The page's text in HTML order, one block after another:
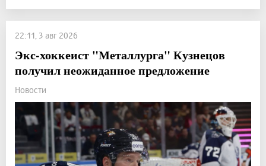
22:11, 3 авг 2026
Экс-хоккеист "Металлурга" Кузнецов
получил неожиданное предложение
Новости